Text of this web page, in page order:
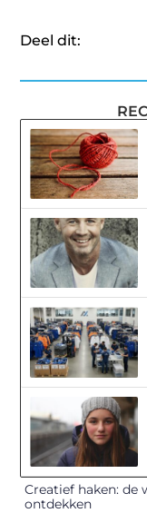
Deel dit:
Creatief haken: de
ontdekken